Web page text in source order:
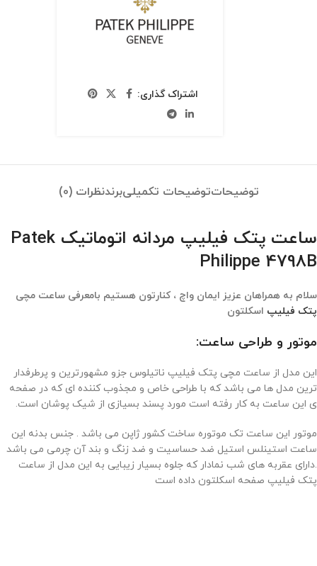
اشتراک گذاری:
توضیحاتتوضیحات تکمیلیبرندنظرات (0)
ساعت پتک فیلیپ مردانه اتوماتیک Patek
Philippe 4798B
سلام به همراهان عزیز ایمان واچ ، کنارتون هستیم بامعرفی ساعت مچی
پتک فیلیپ اسکلتون
موتور و طراحی ساعت:
این مدل از ساعت مچی پتک فیلیپ ناتیلوس جزو مشهورترین و پرطرفدار
ترین مدل ها می باشد که با طراحی خاص و مجذوب کننده ای که در صفحه
ی این ساعت به کار رفته است مورد پسند بسیازی از شیک پوشان است.
موتور این ساعت تک موتوره ساخت کشور ژاپن می باشد . جنس بدنه این
ساعت استینلس استیل ضد حساسیت و ضد زنگ و بند آن چرمی می باشد
.دارای عقربه های شب نمادار که جلوه بسیار زیبایی به این مدل از ساعت
پتک فیلیپ صفحه اسکلتون داده است